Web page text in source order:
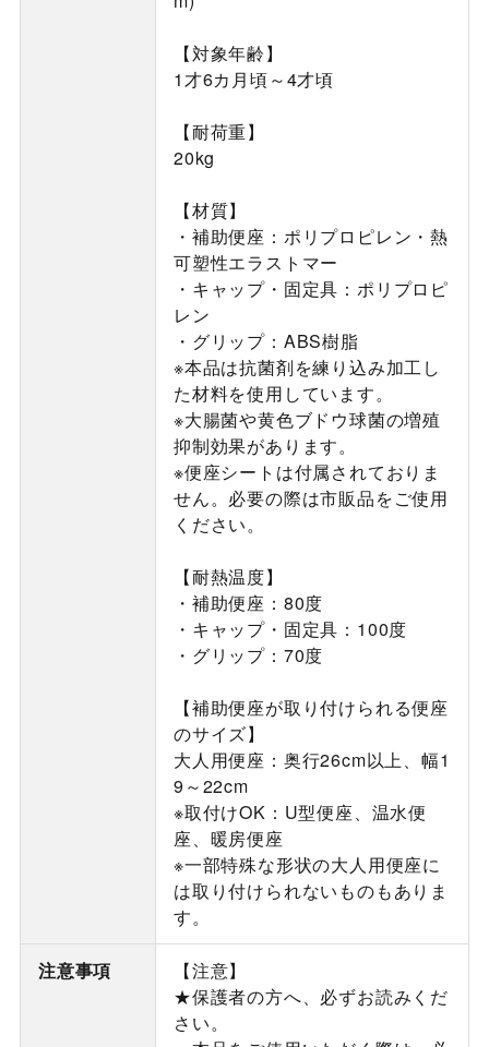
【対象年齢】
1才6カ月頃～4才頃
【耐荷重】
20kg
【材質】
・補助便座：ポリプロピレン・熱
可塑性エラストマー
・キャップ・固定具：ポリプロピ
レン
・グリップ：ABS樹脂
※本品は抗菌剤を練り込み加工し
た材料を使用しています。
※大腸菌や黄色ブドウ球菌の増殖
抑制効果があります。
※便座シートは付属されておりま
せん。必要の際は市販品をご使用
ください。
【耐熱温度】
・補助便座：80度
・キャップ・固定具：100度
・グリップ：70度
【補助便座が取り付けられる便座
のサイズ】
大人用便座：奥行26cm以上、幅1
9～22cm
※取付けOK：U型便座、温水便
座、暖房便座
※一部特殊な形状の大人用便座に
は取り付けられないものもありま
す。
注意事項
【注意】
★保護者の方へ、必ずお読みくだ
さい。